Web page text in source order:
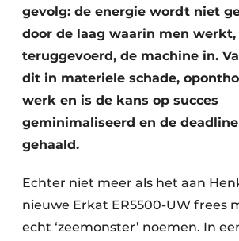
Sloop & Recycling
Bouwtransport
Machines & Materieel
gevolg: de energie wordt niet
door de laag waarin men
teruggevoerd, de machine in.
dit in materiele schade,
werk en is de kans op succes
geminimaliseerd en de
gehaald.
Echter niet meer als het aan
nieuwe Erkat ER5500-UW frees
echt ‘zeemonster’ noemen. In